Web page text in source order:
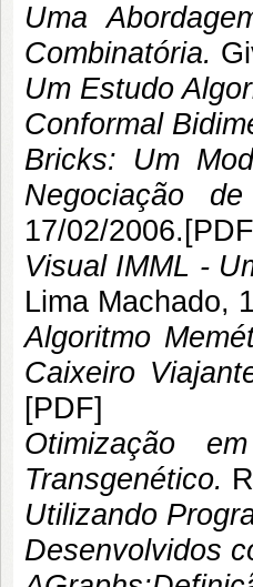
Uma
Combinatória.
Um Estudo
Conformal
Bricks: Um
Negociação
17/02/2006.[PDF
Visual IMML -
Lima Machado,
Algoritmo
Caixeiro
[PDF]
Otimização
Transgenético.
Utilizando
Desenvolvidos